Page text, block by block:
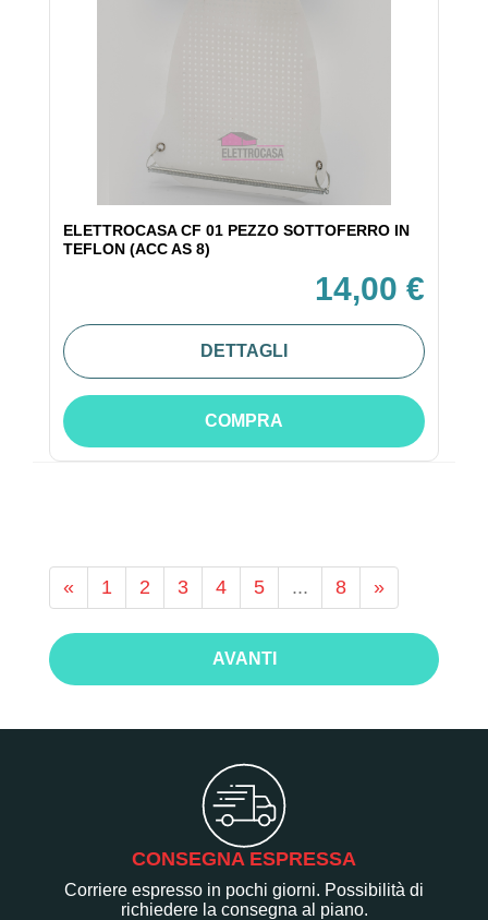
ELETTROCASA CF 01 PEZZO SOTTOFERRO IN
TEFLON (ACC AS 8)
14,00 €
DETTAGLI
COMPRA
« 1 2 3 4 5 ... 8 »
AVANTI
CONSEGNA ESPRESSA
Corriere espresso in pochi giorni. Possibilità di
richiedere la consegna al piano.